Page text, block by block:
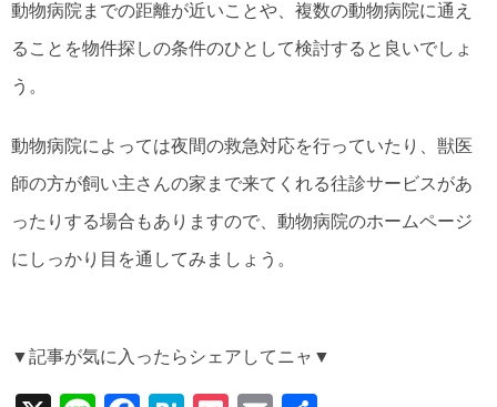
動物病院までの距離が近いことや、複数の動物病院に通え
ることを物件探しの条件のひとして検討すると良いでしょ
う。
動物病院によっては夜間の救急対応を行っていたり、獣医
師の方が飼い主さんの家まで来てくれる往診サービスがあ
ったりする場合もありますので、動物病院のホームページ
にしっかり目を通してみましょう。
▼記事が気に入ったらシェアしてニャ▼